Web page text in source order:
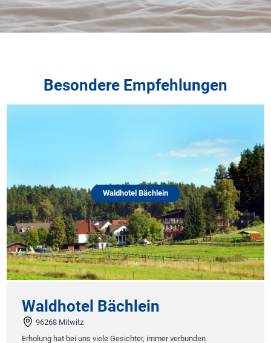
Besondere Empfehlungen
Waldhotel Bächlein
Waldhotel Bächlein
96268 Mitwitz
Erholung hat bei uns viele Gesichter, immer verbunden